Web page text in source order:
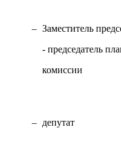
– Заместитель
- председатель
комиссии
– депутат